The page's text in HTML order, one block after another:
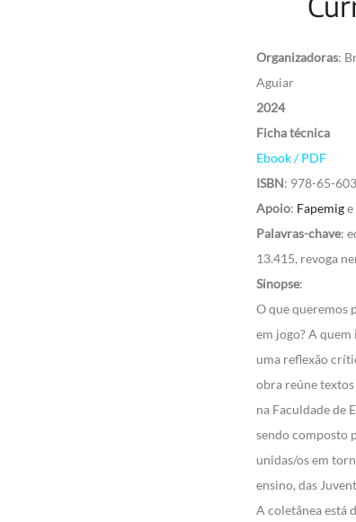
Organizadoras:
Aguiar
2024
Ficha técnica
Ebook / PDF
ISBN: 978-65-
Apoio: Fapemig
Palavras-chave:
13.415, revoga
Sinopse:
O que queremos
em jogo? A
uma reflexão
obra reúne textos
na Faculdade de
sendo composto
unidas/os em
ensino, das
A coletânea está